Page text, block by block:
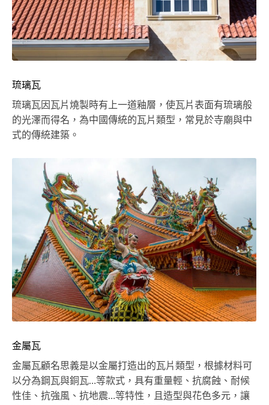
琉璃瓦
琉璃瓦因瓦片燒製時有上一道釉層，使瓦片表面有琉璃般
的光澤而得名，為中國傳統的瓦片類型，常見於寺廟與中
式的傳統建築。
金屬瓦
金屬瓦顧名思義是以金屬打造出的瓦片類型，根據材料可
以分為鋼瓦與銅瓦…等款式，具有重量輕、抗腐蝕、耐候
性佳、抗強風、抗地震…等特性，且造型與花色多元，讓